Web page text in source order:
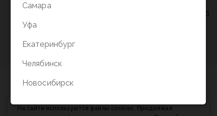
© Планета книги, 1998-2026
На сайте используются файлы cookies. Продолжая
Самара
Уфа
Екатеринбург
Челябинск
Новосибирск